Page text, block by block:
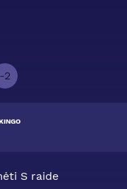
-2
S raide